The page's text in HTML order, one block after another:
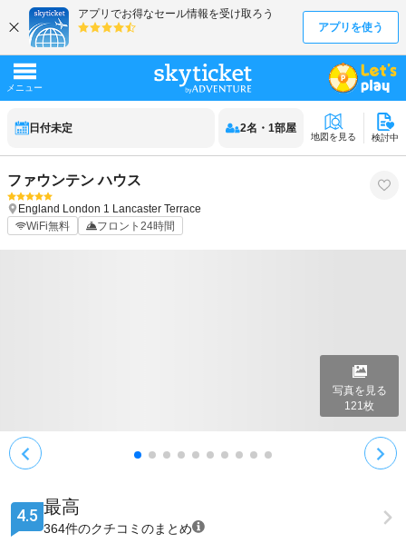
日付未定 2名 ・ 1部屋
地図を見る 検討中
ファウンテン ハウス
England London 1 Lancaster Terrace
WiFi無料
フロント24時間
写真を見る
121枚
4.5 最高
364件のクチコミのまとめ